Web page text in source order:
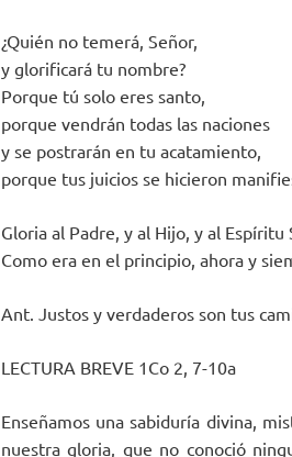
¿Quién no temerá, Señor,
y glorificará tu nombre?
Porque tú solo eres santo,
porque vendrán todas las naciones
y se postrarán en tu acatamiento,
porque tus juicios se hicieron
Gloria al Padre, y al Hijo, y al Espíritu
Como era en el principio, ahora y
Ant. Justos y verdaderos son tus
LECTURA BREVE 1Co 2, 7-10a
Enseñamos una sabiduría divina,
nuestra gloria, que no conoció